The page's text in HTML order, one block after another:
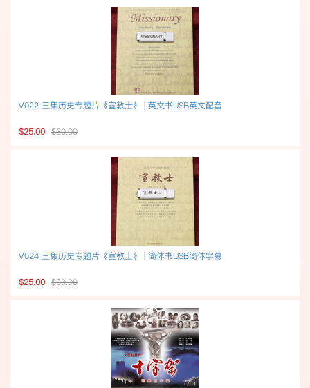
V022 三集历史专题片《宣教士》 | 英文书USB英文配音
$25.00 $30.00
V024 三集历史专题片《宣教士》 | 简体书USB简体字幕
$25.00 $30.00